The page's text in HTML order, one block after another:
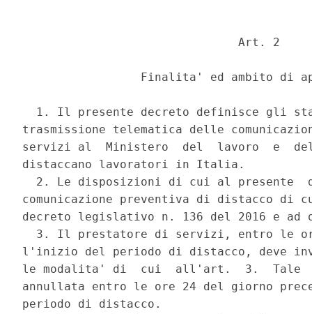
                               Art. 2
Finalita' ed ambito di
1. Il presente decreto definisce gli
trasmissione telematica delle
servizi al  Ministero  del  lavoro  e
distaccano lavoratori in Italia.
2. Le disposizioni di cui al presente
comunicazione preventiva di distacco di
decreto legislativo n. 136 del 2016 e ad
3. Il prestatore di servizi, entro le
l'inizio del periodo di distacco, deve
le modalita' di  cui  all'art.  3.  Tale
annullata entro le ore 24 del giorno
periodo di distacco.